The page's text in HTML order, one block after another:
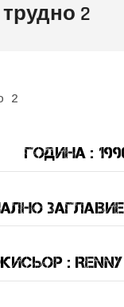
2
Година :
Заглавие
: